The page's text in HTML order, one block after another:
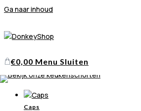
Ga naar inhoud
€0,00 Menu Sluiten
Caps